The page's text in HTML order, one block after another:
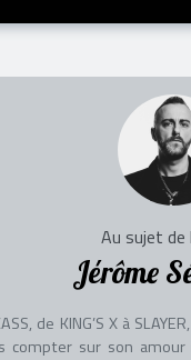
Au sujet
Jérôme
de KING’S X à
compter sur son